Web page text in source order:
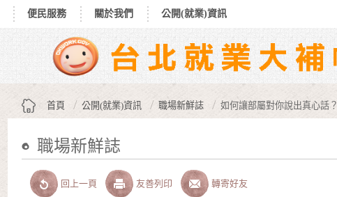
便民服務 關於我們 公開(就業)資訊
首頁 公開(就業)資訊 職場新鮮誌 如何讓部屬對你說出真心話？
職場新鮮誌
回上一頁 友善列印 轉寄好友